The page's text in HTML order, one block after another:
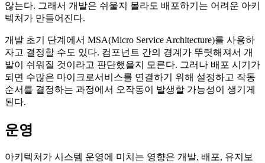
않는다. 그래서 개발은 쉬울지 몰라도 배포하기는 어려운 아키
텍처가 만들어진다.
개발 초기 단계에서 MSA(Micro Service Architecture)를 사용하
자고 결정할 수도 있다. 컴포넌트 간의 경계가 뚜렷해져서 개
발이 쉬워질 것이라고 판단했을지 모른다. 그러나 배포 시기가
되면 수많은 마이크로서비스를 연결하기 위해 설정하고 작동
순서를 결정하는 과정에서 오작동이 발생할 가능성이 생기게
된다.
운영
아키텍처가 시스템 운영에 미치는 영향은 개발, 배포, 유지보